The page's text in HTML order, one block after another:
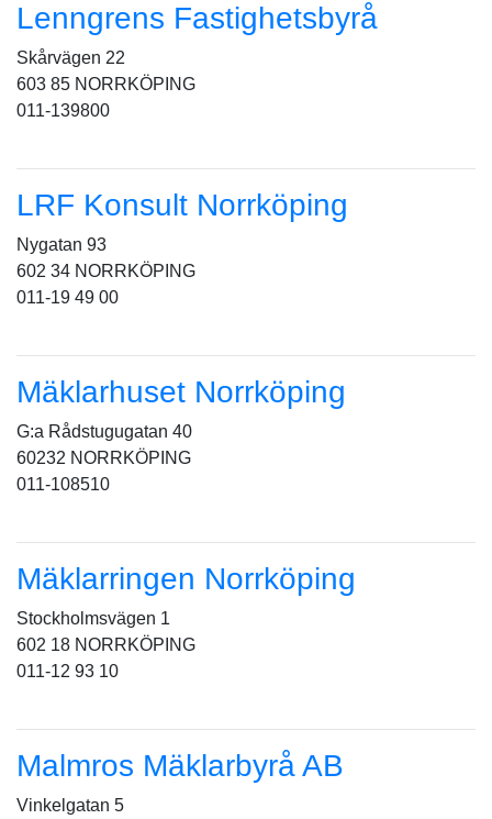
Lenngrens Fastighetsbyrå
Skårvägen 22
603 85 NORRKÖPING
011-139800
LRF Konsult Norrköping
Nygatan 93
602 34 NORRKÖPING
011-19 49 00
Mäklarhuset Norrköping
G:a Rådstugugatan 40
60232 NORRKÖPING
011-108510
Mäklarringen Norrköping
Stockholmsvägen 1
602 18 NORRKÖPING
011-12 93 10
Malmros Mäklarbyrå AB
Vinkelgatan 5